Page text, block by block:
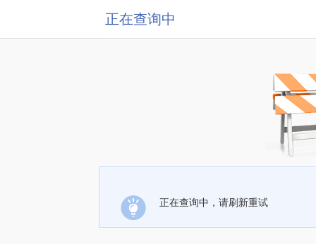
正在查询中
正在查询中，请刷新重试